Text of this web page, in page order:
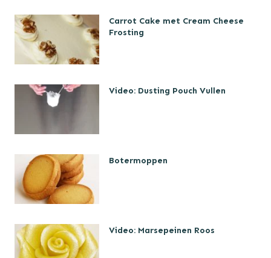
Carrot Cake met Cream Cheese
Frosting
Video: Dusting Pouch Vullen
Botermoppen
Video: Marsepeinen Roos